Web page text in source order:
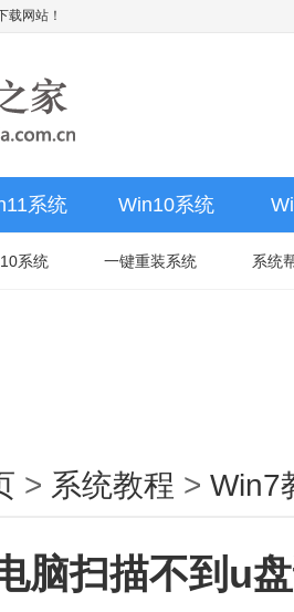
载网站！
系统 Win10系统
系统 一键重装系统 系统
> 系统教程 > Win7
脑扫描不到u